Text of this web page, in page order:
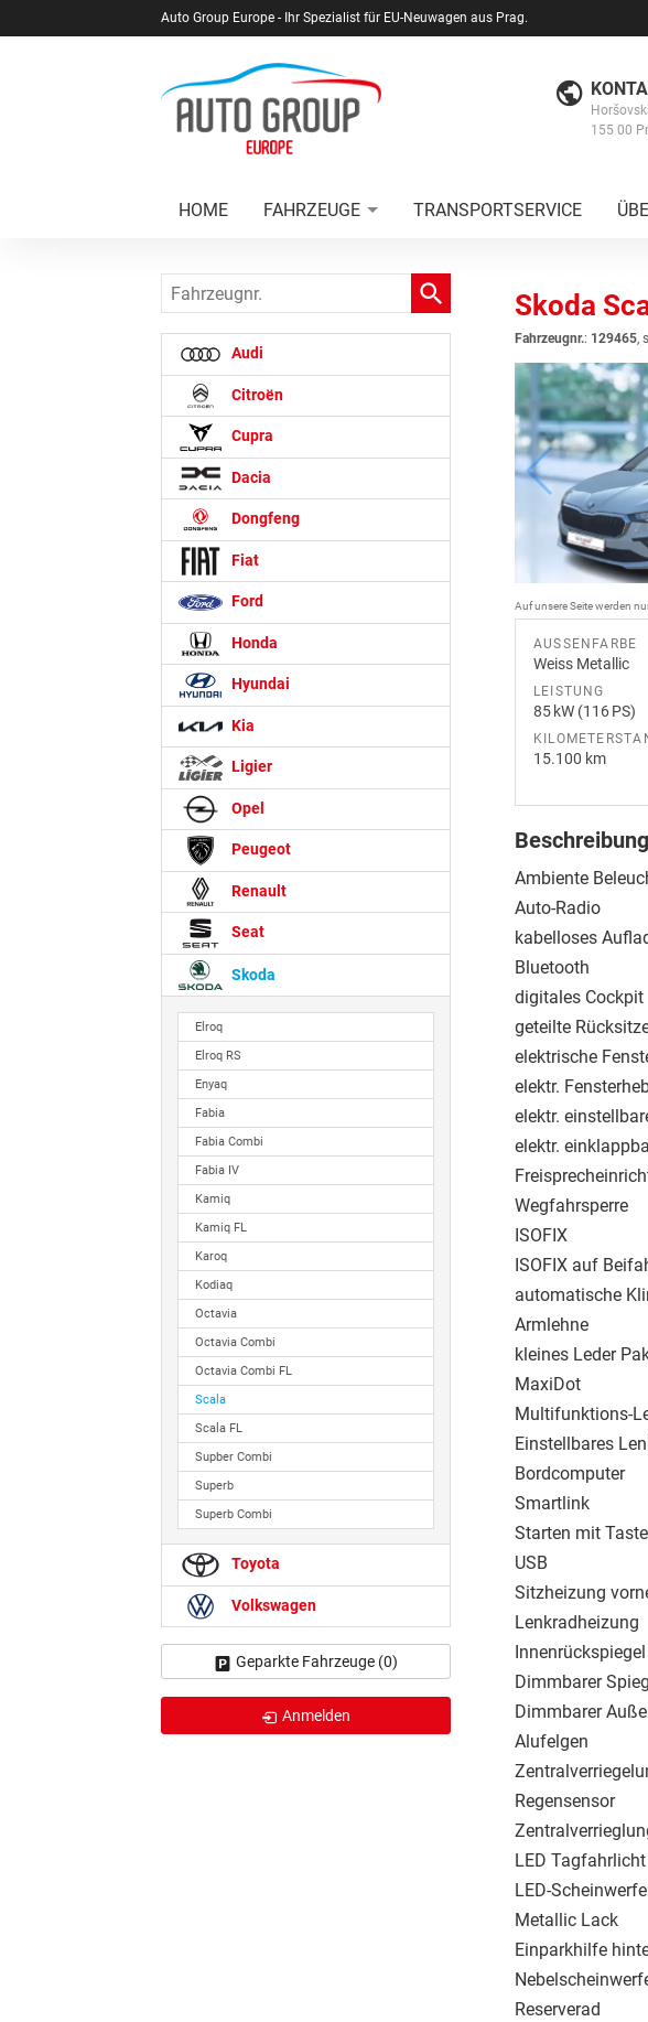
Auto Group Europe - Ihr Spezialist für EU-Neuwagen aus Prag.
155 00
HOME FAHRZEUGE TRANSPORTSERVICE
Skoda
Fahrzeugnr.: 129465,
Auf unsere Seite werden
AUSSENFARBE
Weiss Metallic
LEISTUNG
85 kW (116 PS)
15.100 km
Beschreibung
Ambiente
Auto-Radio
kabelloses
Bluetooth
digitales Cockpit
geteilte
elektrische
elektr.
elektr.
elektr.
Wegfahrsperre
ISOFIX
ISOFIX auf
automatische
Armlehne
kleines Leder
MaxiDot
Multifunktions-
Einstellbares
Bordcomputer
Smartlink
Starten mit Taste
USB
Sitzheizung
Lenkradheizung
Dimmbarer
Dimmbarer
Alufelgen
Regensensor
LED Tagfahrlicht
LED-
Metallic Lack
Einparkhilfe
Reserverad
Fahrzeugnr.
Audi
Citroën
Cupra
Dacia
Dongfeng
Fiat
Ford
Honda
Hyundai
Kia
Ligier
Opel
Peugeot
Renault
Seat
Skoda
Elroq
Elroq RS
Enyaq
Fabia
Fabia Combi
Fabia IV
Kamiq
Kamiq FL
Karoq
Kodiaq
Octavia
Octavia Combi
Octavia Combi FL
Scala
Scala FL
Supber Combi
Superb
Superb Combi
Toyota
Volkswagen
Geparkte Fahrzeuge (0)
Anmelden